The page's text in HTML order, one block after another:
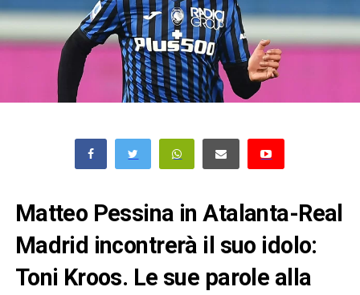
Matteo Pessina in Atalanta-Real
Madrid incontrerà il suo idolo:
Toni Kroos. Le sue parole alla